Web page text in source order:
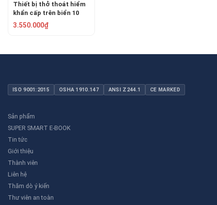
Thiết bị thở thoát hiểm
khẩn cấp trên biển 10
phút THRS-10
3.550.000₫
ISO 9001:2015 OSHA 1910.147 ANSI Z244.1 CE MARKED
Sản phẩm
SUPER SMART E-BOOK
Tin tức
Giới thiệu
Thành viên
Liên hệ
Thăm dò ý kiến
Thư viên an toàn